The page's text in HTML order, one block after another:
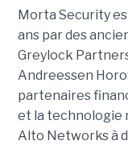
Morta Security
ans par des
Greylock
Andreessen
partenaires
et la technologie
Alto Networks à